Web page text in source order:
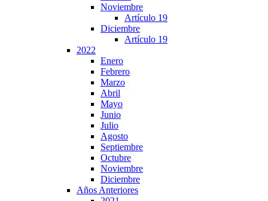
Noviembre
Artículo 19
Diciembre
Artículo 19
2022
Enero
Febrero
Marzo
Abril
Mayo
Junio
Julio
Agosto
Septiembre
Octubre
Noviembre
Diciembre
Años Anteriores